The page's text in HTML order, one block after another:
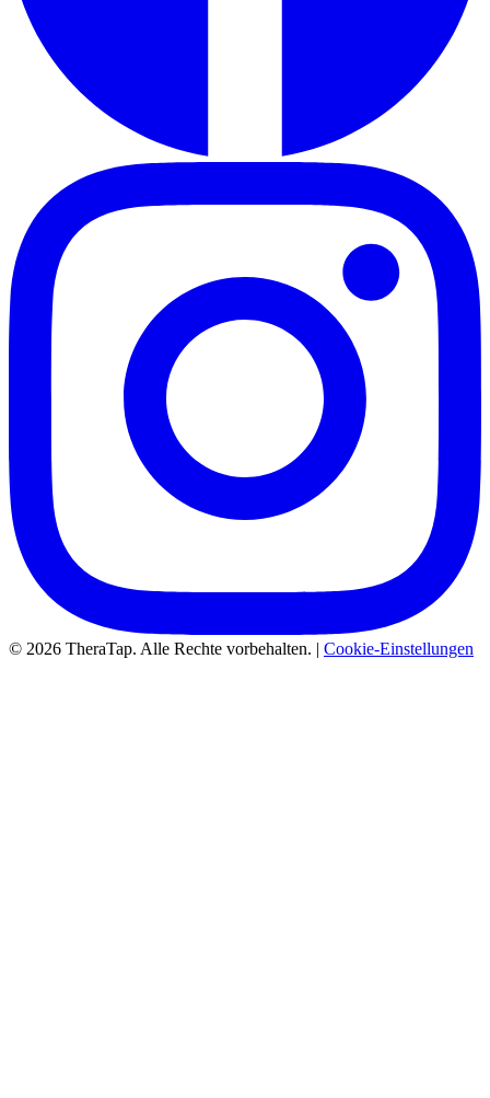
© 2026 TheraTap. Alle Rechte vorbehalten. | Cookie-Einstellungen